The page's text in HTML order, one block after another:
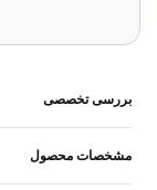
بررسی تخصصی
مشخصات محصول